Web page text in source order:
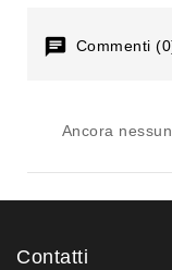
Commenti
Ancora
Contatti